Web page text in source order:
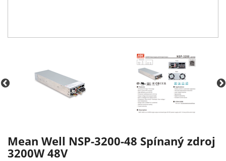
Mean Well NSP-3200-48 Spínaný zdroj
3200W 48V